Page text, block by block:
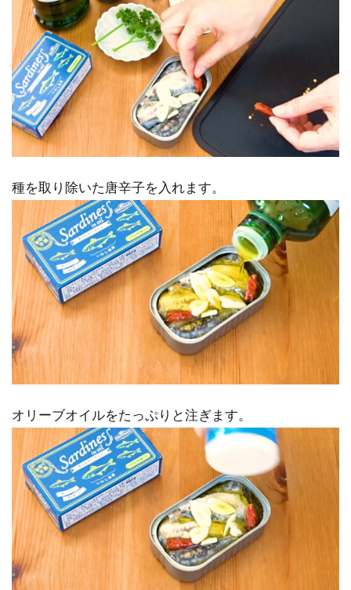
種を取り除いた唐辛子を入れます。
オリーブオイルをたっぷりと注ぎます。